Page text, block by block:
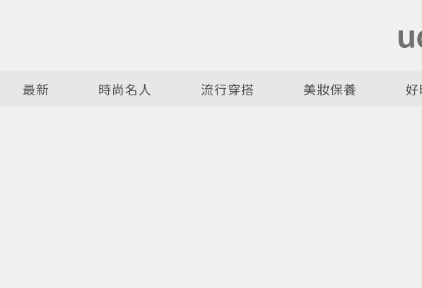
最新 時尚名人 流行穿搭 美妝保養